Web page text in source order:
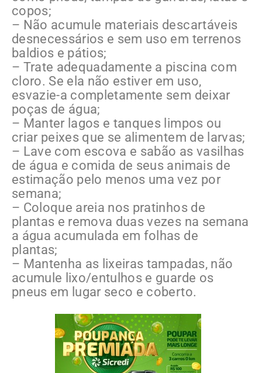
copos;
– Não acumule materiais descartáveis
desnecessários e sem uso em terrenos
baldios e pátios;
– Trate adequadamente a piscina com
cloro. Se ela não estiver em uso,
esvazie-a completamente sem deixar
poças de água;
– Manter lagos e tanques limpos ou
criar peixes que se alimentem de larvas;
– Lave com escova e sabão as vasilhas
de água e comida de seus animais de
estimação pelo menos uma vez por
semana;
– Coloque areia nos pratinhos de
plantas e remova duas vezes na semana
a água acumulada em folhas de
plantas;
– Mantenha as lixeiras tampadas, não
acumule lixo/entulhos e guarde os
pneus em lugar seco e coberto.